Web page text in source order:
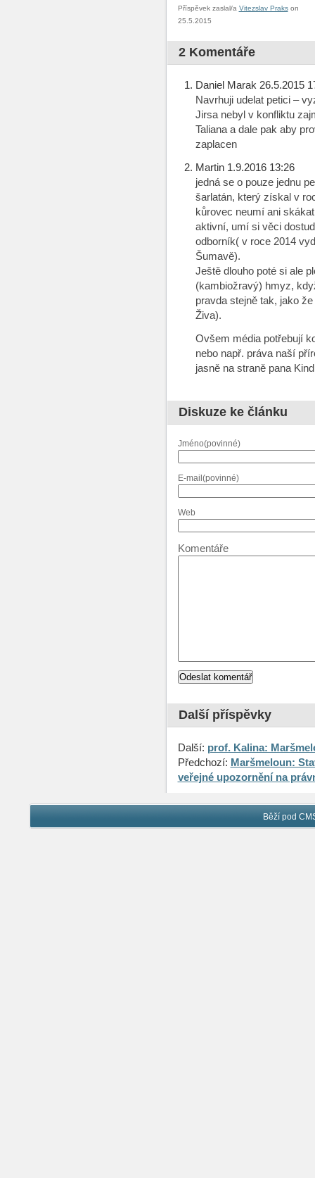
Příspěvek zaslal/a Vitezslav Prakson
25.5.2015
2 Komentáře
Daniel Marak 26.5.2015
Navrhuji udelat petici –
Jirsa nebyl v konfliktu
Taliana a dale pak aby
zaplacen
Martin 1.9.2016 13:26
jedná se o pouze jednu
šarlatán, který získal v
kůrovec neumí ani
aktivní, umí si věci
odborník( v roce 2014
Šumavě).
Ještě dlouho poté si ale
(kambiožravý) hmyz,
pravda stejně tak, jako
Živa).
Ovšem média potřebují
nebo např. práva naší
jasně na straně pana
Diskuze ke článku
Jméno(povinné)
E-mail(povinné)
Web
Komentáře
Další příspěvky
Další: prof. Kalina:
Předchozí: Maršmeloun:
veřejné upozornění na
Běží pod